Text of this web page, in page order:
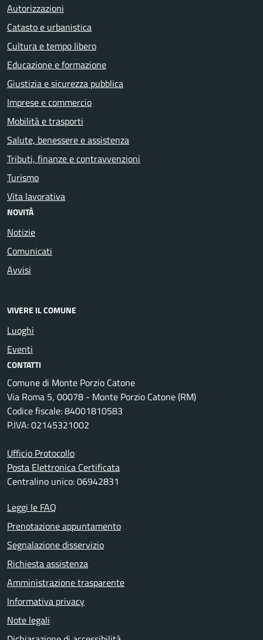
Autorizzazioni
Catasto e urbanistica
Cultura e tempo libero
Educazione e formazione
Giustizia e sicurezza pubblica
Imprese e commercio
Mobilità e trasporti
Salute, benessere e assistenza
Tributi, finanze e contravvenzioni
Turismo
Vita lavorativa
NOVITÀ
Notizie
Comunicati
Avvisi
VIVERE IL COMUNE
Luoghi
Eventi
CONTATTI
Comune di Monte Porzio Catone
Via Roma 5, 00078 - Monte Porzio Catone (RM)
Codice fiscale: 84001810583
P.IVA: 02145321002
Ufficio Protocollo
Posta Elettronica Certificata
Centralino unico: 06942831
Leggi le FAQ
Prenotazione appuntamento
Segnalazione disservizio
Richiesta assistenza
Amministrazione trasparente
Informativa privacy
Note legali